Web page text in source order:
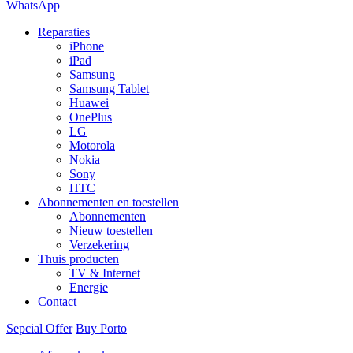
WhatsApp
Reparaties
iPhone
iPad
Samsung
Samsung Tablet
Huawei
OnePlus
LG
Motorola
Nokia
Sony
HTC
Abonnementen en toestellen
Abonnementen
Nieuw toestellen
Verzekering
Thuis producten
TV & Internet
Energie
Contact
Sepcial Offer Buy Porto